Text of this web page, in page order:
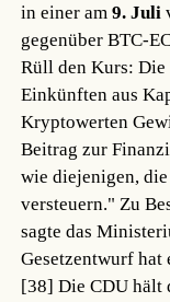
in einer am9. Juli
gegenüber BTC-
Rüll den Kurs:
Einkünften aus
Kryptowerten
Beitrag zur
wie diejenigen,
versteuern." Zu
sagte das
Gesetzentwurf
[38] Die CDU hält